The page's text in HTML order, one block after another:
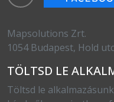
Mapsolutions Zrt.
1054 Budapest, Hold
TÖLTSD LE
Töltsd le